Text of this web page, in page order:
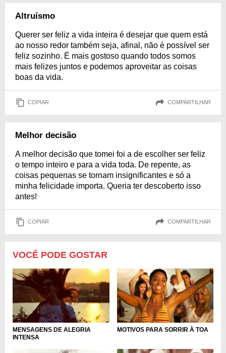
Altruísmo
Querer ser feliz a vida inteira é desejar que quem está
ao nosso redor também seja, afinal, não é possível ser
feliz sozinho. É mais gostoso quando todos somos
mais felizes juntos e podemos aproveitar as coisas
boas da vida.
COPIAR COMPARTILHAR
Melhor decisão
A melhor decisão que tomei foi a de escolher ser feliz
o tempo inteiro e para a vida toda. De repente, as
coisas pequenas se tornam insignificantes e só a
minha felicidade importa. Queria ter descoberto isso
antes!
COPIAR COMPARTILHAR
VOCÊ PODE GOSTAR
MENSAGENS DE ALEGRIA
INTENSA
MOTIVOS PARA SORRIR À TOA